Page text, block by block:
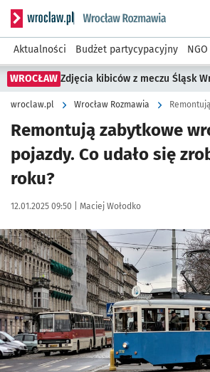
Serwis informacyjny wroclaw.pl
Aktualności Budżet partycypacyjny NGO
WROCŁAW Zdjęcia kibiców z meczu Śląsk
wroclaw.pl Wrocław Rozmawia
Remontują zabytkowe
pojazdy. Co udało się
roku?
Data publikacji:
12.01.2025 09:50 | Autor:
Maciej Wołodko
Kliknij, aby zobaczyć galerię